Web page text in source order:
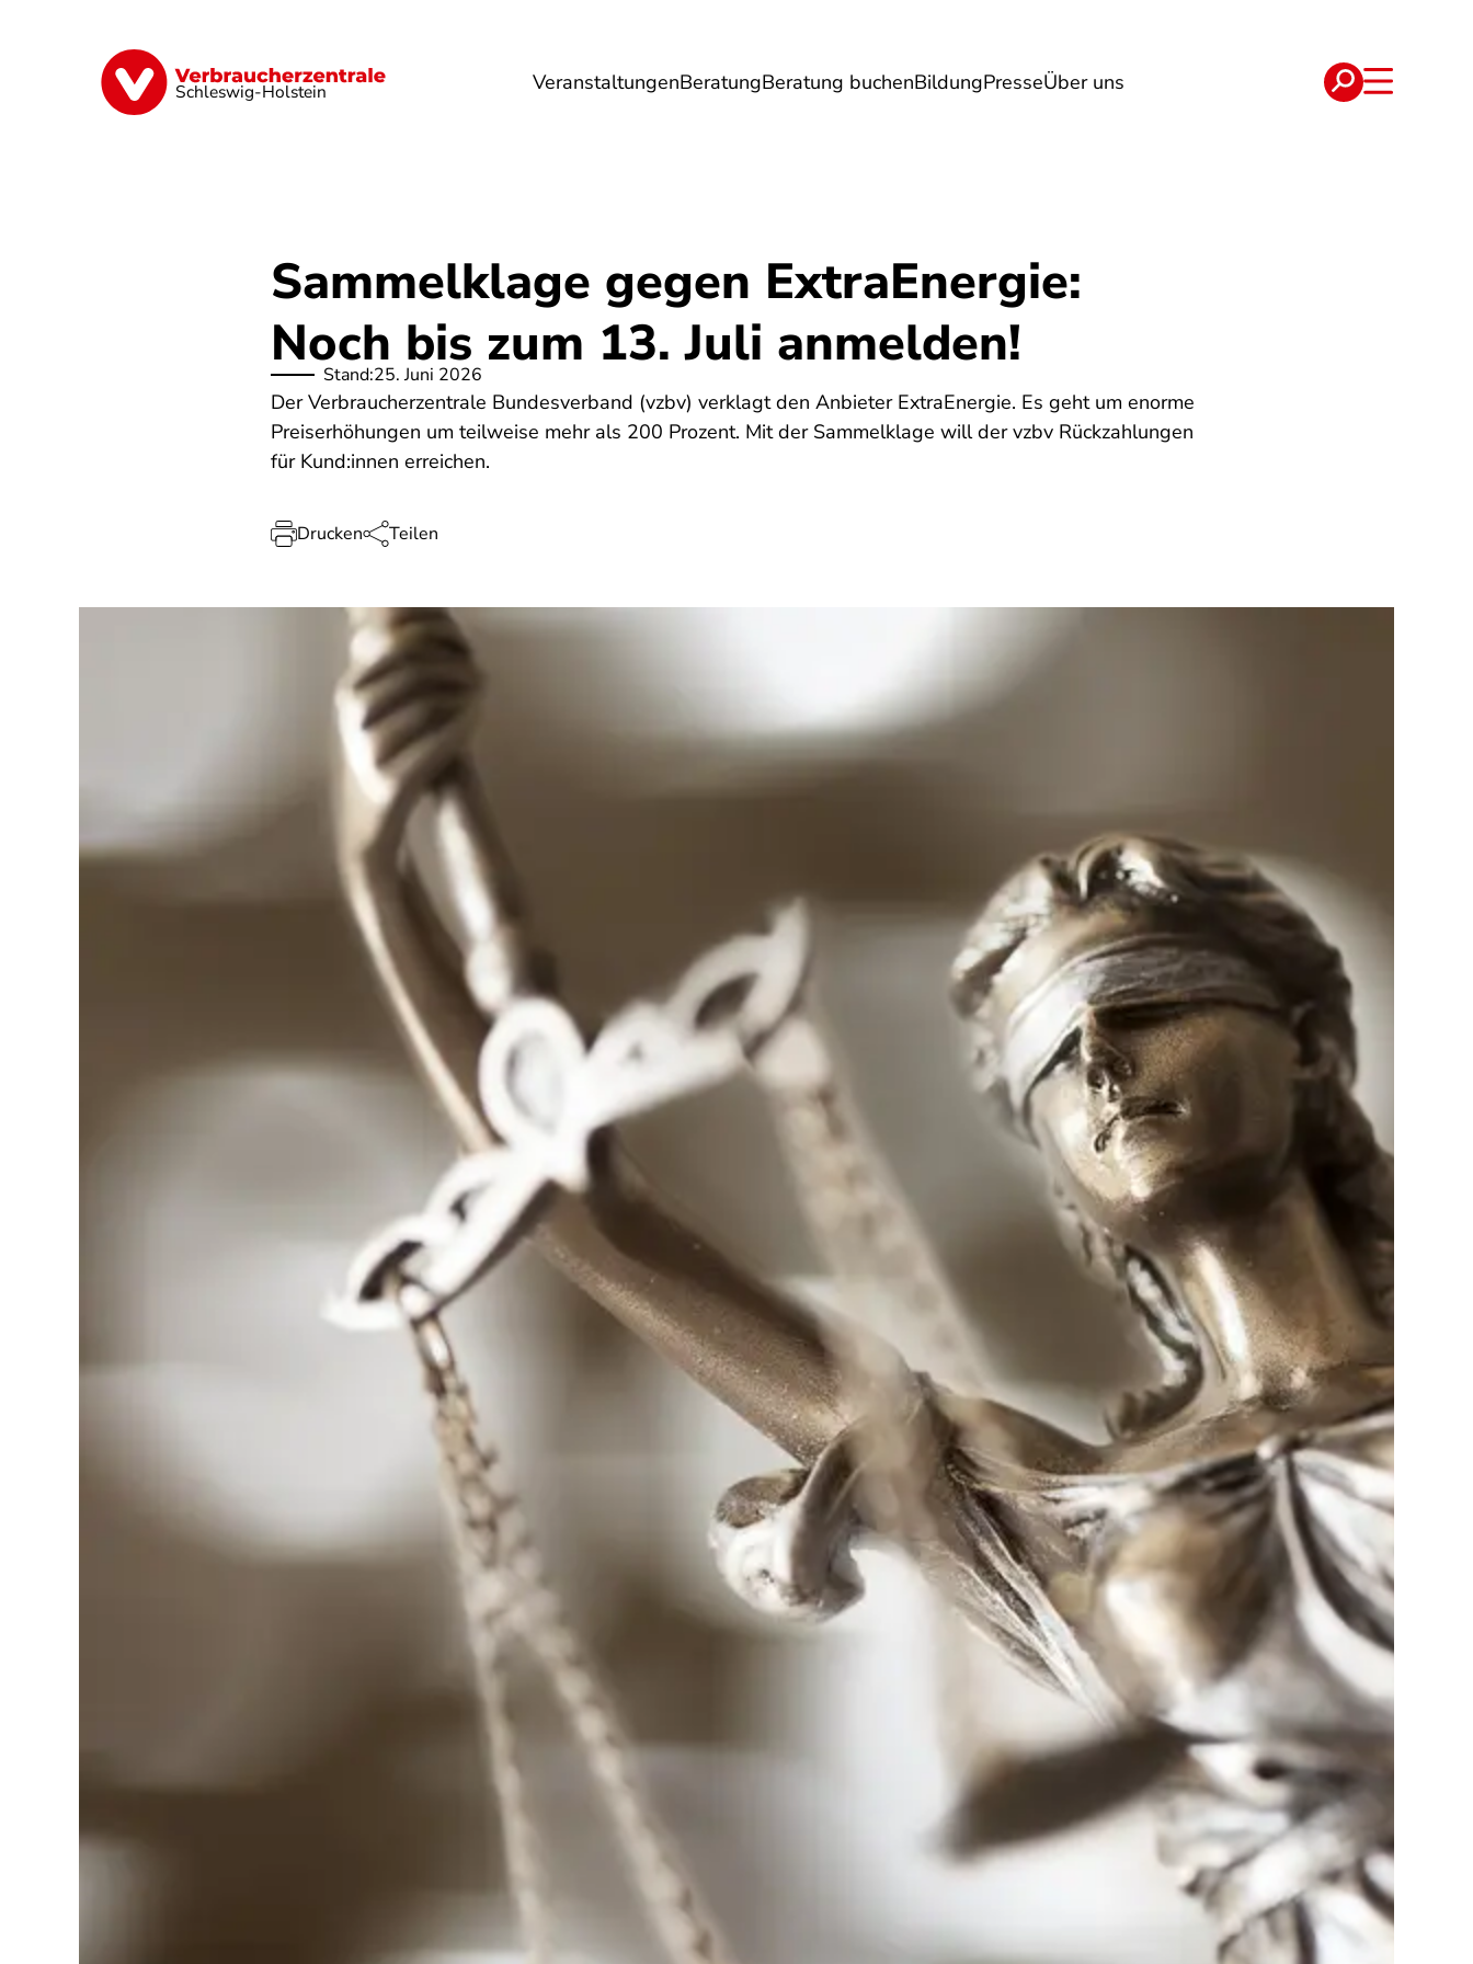
Schleswig-Holstein VeranstaltungenBeratungBeratung buchenBildungPresseÜber uns
Finanzen Digitales Lebensmittel Umwelt Gesundheit Energie Reise Verträge
Sammelklage gegen ExtraEnergie:
Noch bis zum 13. Juli anmelden!
Stand:25. Juni 2026
Der Verbraucherzentrale Bundesverband (vzbv) verklagt den Anbieter ExtraEnergie. Es geht um enorme
Preiserhöhungen um teilweise mehr als 200 Prozent. Mit der Sammelklage will der vzbv Rückzahlungen
für Kund:innen erreichen.
Drucken Teilen